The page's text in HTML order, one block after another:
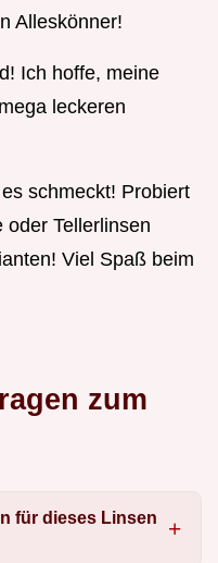
Alleskönner!
Ich hoffe, meine
leckeren
schmeckt! Probiert
Tellerlinsen
Viel Spaß beim
zum
für dieses Linsen